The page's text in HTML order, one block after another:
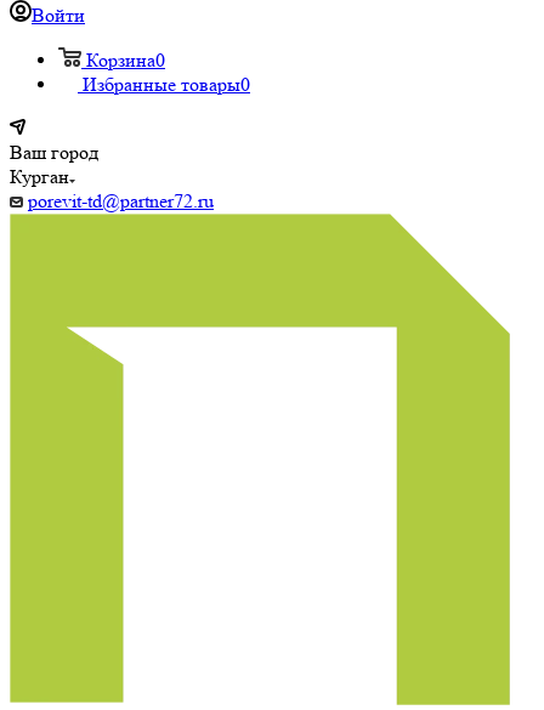
Войти
Корзина0
Избранные товары0
Ваш город
Курган
porevit-td@partner72.ru